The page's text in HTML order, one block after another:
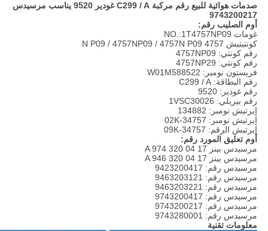
صدمات هوائية للبيع رقم مركبة C299 / A غودير 9520 يناسب مرسيدس
9743200217
أوم الصليب رقم:
غومات NO.:1T4757NP09
كونتيتيش 4757 N P09 / 4757NP09 / 4757N P09
رقم كونتي: 4757NP09
رقم كونتي: 4757NP29
فريستون نومبر: W01M588522
رقم البطاقة: C299 / A
رقم غودير: 9520
رقم بيريلي: 1VSC30026
إيرتيش نومبر: 134882
إيرتيش نومبر: 34757-02K
إيرتيش الرقم: 34757-09K
أوم تعليق المورد رقم:
مرسيدس بينز A 974 320 04 17
مرسيدس بينز A 946 320 04 17
مرسيدس رقم: 9423200417
مرسيدس رقم: 9463203121
مرسيدس رقم: 9463203221
مرسيدس رقم: 9743200417
مرسيدس رقم: 9743200217
مرسيدس رقم: 9743280001
معلومات تقنية